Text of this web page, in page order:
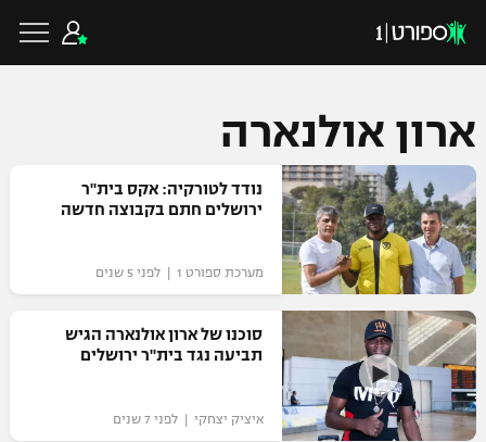
כדורגל ישראלי
ליגת העל
גביע הטוטו
ליגיונרים
כדורגל עולמי
ליגת האלופות
ליגה אירופית
ליגה אנגלית
כדורסל ישראלי
ליגת ווינר סל
כדורסל עולמי
ארון אולנארה
נודד לטורקיה: אקס בית"ר
ירושלים חתם בקבוצה חדשה
מערכת ספורט 1 | לפני 5 שנים
סוכנו של ארון אולנארה הגיש
תביעה נגד בית"ר ירושלים
איציק יצחקי | לפני 7 שנים